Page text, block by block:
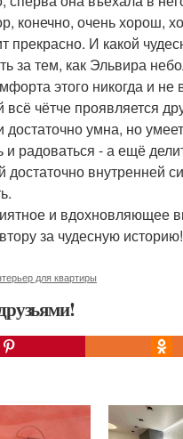
конечно, очень хорош,
прекрасно. И какой
за тем, как Эльвира
этого никогда и
чётче проявляется
умна, но
и радоваться - а ещё
достаточно внутренней
и вдохновляющее
за чудесную
для квартиры